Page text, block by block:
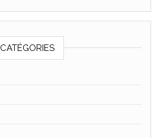
CATÉGORIES